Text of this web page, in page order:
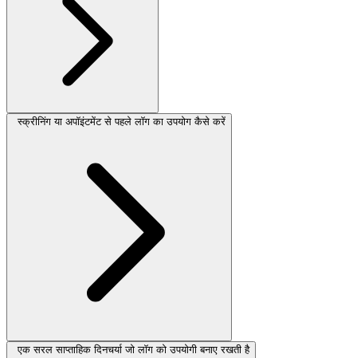
स्क्रीनिंग या अपॉइंटमेंट से पहले लॉग का उपयोग कैसे करें
एक सरल साप्ताहिक दिनचर्या जो लॉग को उपयोगी बनाए रखती है